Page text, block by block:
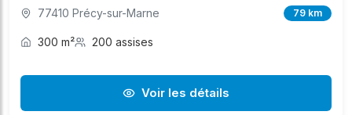
77410 Précy-sur-Marne 79 km
300 m² 200 assises
Voir les détails